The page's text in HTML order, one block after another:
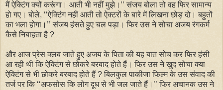
मैं ऐक्टिंग क्यों करूंगा। आती भी नहीं मुझे।’’ संजय बोला तो वह फिर सामान्य
हो गए। बोले, ‘‘ऐक्टिंग नहीं आती तो ऐक्टरों के बारे में लिखना छोड़ दो। बहुतों
का भला होगा।’’ संजय हंसते हुए चल पड़ा। फिर उस ने सोचा अजय रंगकर्म
कैसे निबाहता है ?
और आज प्रेस क्लब जाते हुए अजय के पिता की यह बात सोच कर फिर हंसी
आ रही थी कि ऐक्टिंग से छोकरे बरबाद होते हैं। फिर उस ने खुद सोचा क्या
ऐक्टिंग से भी छोकरे बरबाद होते हैं ? बिलकुल पाकीजा फिल्म के उस संवाद की
तर्ज पर कि ‘‘अफसोस कि लोग दूध से भी जल जाते हैं।’’ फिर अचानक उस ने